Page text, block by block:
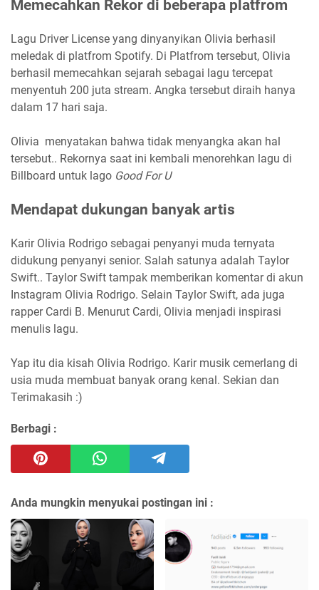
Memecahkan Rekor di beberapa platfrom
Lagu Driver License yang dinyanyikan Olivia berhasil
meledak di platfrom Spotify. Di Platfrom tersebut, Olivia
berhasil memecahkan sejarah sebagai lagu tercepat
menyentuh 200 juta stream. Angka tersebut diraih hanya
dalam 17 hari saja.
Olivia menyatakan bahwa tidak menyangka akan hal
tersebut.. Rekornya saat ini kembali menorehkan lagu di
Billboard untuk lago Good For U
Mendapat dukungan banyak artis
Karir Olivia Rodrigo sebagai penyanyi muda ternyata
didukung penyanyi senior. Salah satunya adalah Taylor
Swift.. Taylor Swift tampak memberikan komentar di akun
Instagram Olivia Rodrigo. Selain Taylor Swift, ada juga
rapper Cardi B. Menurut Cardi, Olivia menjadi inspirasi
menulis lagu.
Yap itu dia kisah Olivia Rodrigo. Karir musik cemerlang di
usia muda membuat banyak orang kenal. Sekian dan
Terimakasih :)
Berbagi :
Anda mungkin menyukai postingan ini :